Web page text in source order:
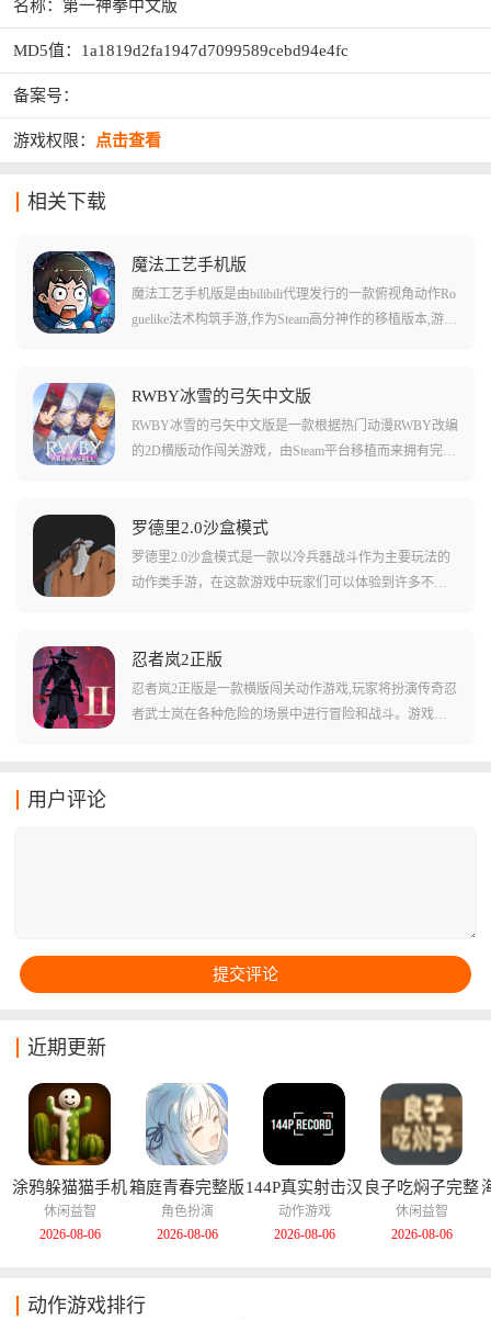
名称：第一神拳中文版
MD5值：1a1819d2fa1947d7099589cebd94e4fc
备案号：
游戏权限： 点击查看
相关下载
魔法工艺手机版
魔法工艺手机版是由bilibili代理发行的一款俯视角动作Ro
guelike法术构筑手游,作为Steam高分神作的移植版本,游戏
编程式自由构筑与每局随机的肉鸽体验。玩家将化身初
出茅庐的法师勇者,在随机生成的魔法世界中探索未知地
图,通过上百种符文的自由搭配创造出千变万化的魔法效
RWBY冰雪的弓矢中文版
RWBY冰雪的弓矢中文版是一款根据热门动漫RWBY改编
的2D横版动作闯关游戏，由Steam平台移植而来拥有完整
家需要操控手中的角色与敌人进行战斗守护陷入危机的
王国和居民。游戏中加入了原作中未出现的原创角色以
及原作独有的CG动漫动画，更加显示出游戏的魅力。玩
特效给玩家带来超棒的战斗体验。
罗德里2.0沙盒模式
罗德里2.0沙盒模式是一款以冷兵器战斗作为主要玩法的
动作类手游，在这款游戏中玩家们可以体验到许多不同
方！游戏中的各种武器都独居特色，而且在不同的环境
下也会发生很多不同的变化，比如说在游戏中的天气会
影响到弓箭的射程，下雪等天气则会对骑兵速度造成影
忍者岚2正版
忍者岚2正版是一款横版闯关动作游戏,玩家将扮演传奇忍
者武士岚在各种危险的场景中进行冒险和战斗。游戏采
用户评论
近期更新
涂鸦躲猫猫手机
版
休闲益智
2026-08-06
箱庭青春完整版
角色扮演
2026-08-06
144P真实射击汉
化版
动作游戏
2026-08-06
良子吃焖子完整
版
休闲益智
2026-08-06
动作游戏排行